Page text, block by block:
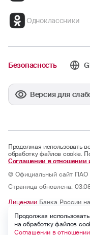
Одноклассники
Безопасность
Версия для
Продолжая использовать
обработку файлов cookie.
Соглашении в отношении
© Официальный сайт ПАО
Страница обновлена:
Лицензии Банка России
№ 0001 — 05 и на
07.10.2025; бессрочные.
Юридический адрес:
Продолжая
на обработку файлов
Соглашении в